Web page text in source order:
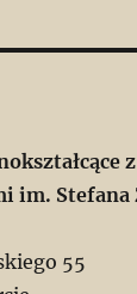
im. Stefana
55